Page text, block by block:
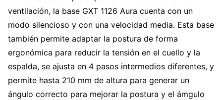
ventilación, la base GXT 1126 Aura cuenta con un
modo silencioso y con una velocidad media. Esta base
también permite adaptar la postura de forma
ergonómica para reducir la tensión en el cuello y la
espalda, se ajusta en 4 pasos intermedios diferentes, y
permite hasta 210 mm de altura para generar un
ángulo correcto para mejorar la postura y el ámgulo